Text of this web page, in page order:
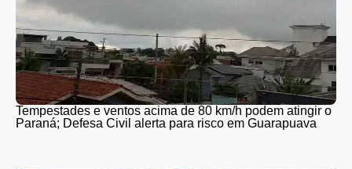
Tempestades e ventos acima de 80 km/h podem atingir o
Paraná; Defesa Civil alerta para risco em Guarapuava